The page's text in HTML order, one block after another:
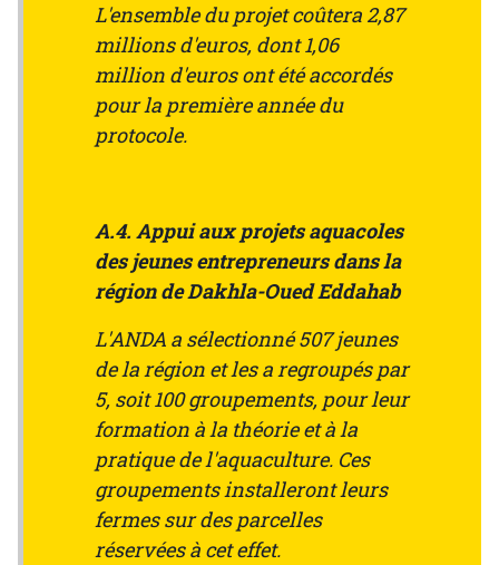
L'ensemble du projet coûtera 2,87
millions d'euros, dont 1,06
million d'euros ont été accordés
pour la première année du
protocole.
A.4. Appui aux projets aquacoles
des jeunes entrepreneurs dans la
région de Dakhla-Oued Eddahab
L'ANDA a sélectionné 507 jeunes
de la région et les a regroupés par
5, soit 100 groupements, pour leur
formation à la théorie et à la
pratique de l'aquaculture. Ces
groupements installeront leurs
fermes sur des parcelles
réservées à cet effet.